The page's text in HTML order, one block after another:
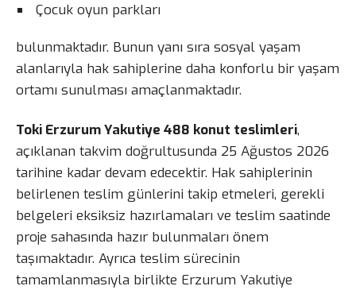
Çocuk oyun parkları
bulunmaktadır. Bunun yanı sıra sosyal yaşam
alanlarıyla hak sahiplerine daha konforlu bir yaşam
ortamı sunulması amaçlanmaktadır.
Toki Erzurum Yakutiye 488 konut teslimleri,
açıklanan takvim doğrultusunda 25 Ağustos 2026
tarihine kadar devam edecektir. Hak sahiplerinin
belirlenen teslim günlerini takip etmeleri, gerekli
belgeleri eksiksiz hazırlamaları ve teslim saatinde
proje sahasında hazır bulunmaları önem
taşımaktadır. Ayrıca teslim sürecinin
tamamlanmasıyla birlikte Erzurum Yakutiye